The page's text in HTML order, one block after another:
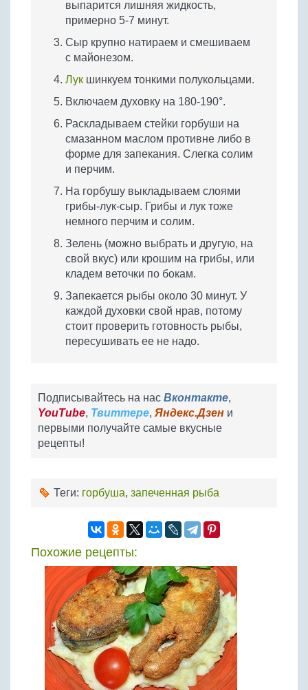
выпарится лишняя жидкость,
примерно 5-7 минут.
Сыр крупно натираем и смешиваем
с майонезом.
Лук шинкуем тонкими полукольцами.
Включаем духовку на 180-190°.
Раскладываем стейки горбуши на
смазанном маслом противне либо в
форме для запекания. Слегка солим
и перчим.
На горбушу выкладываем слоями
грибы-лук-сыр. Грибы и лук тоже
немного перчим и солим.
Зелень (можно выбрать и другую, на
свой вкус) или крошим на грибы, или
кладем веточки по бокам.
Запекается рыбы около 30 минут. У
каждой духовки свой нрав, потому
стоит проверить готовность рыбы,
пересушивать ее не надо.
Подписывайтесь на нас Вконтакте,
YouTube, Твиттере, Яндекс.Дзен и
первыми получайте самые вкусные
рецепты!
Теги: горбуша, запеченная рыба
Похожие рецепты: